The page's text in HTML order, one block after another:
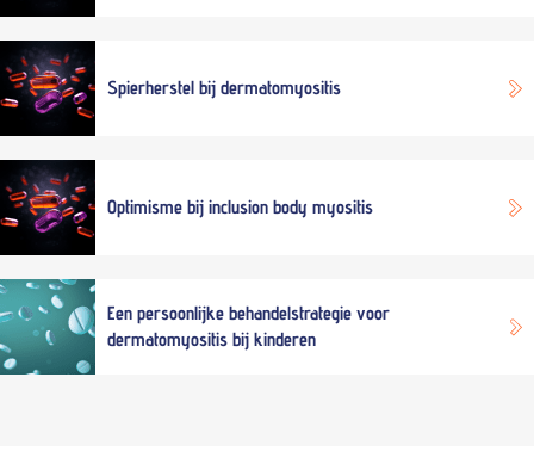
Spierherstel bij dermatomyositis
Optimisme bij inclusion body myositis
Een persoonlijke behandelstrategie voor
dermatomyositis bij kinderen